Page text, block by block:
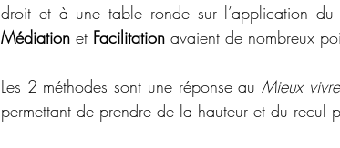
Médiation et Facilitation avaient de nombreux
Les 2 méthodes sont une réponse au Mieux
permettant de prendre de la hauteur et du recul